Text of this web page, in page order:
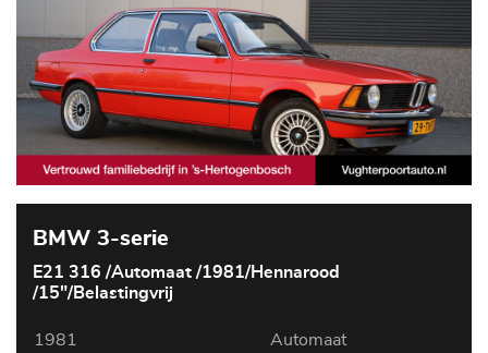
BMW 3-serie
E21 316 /Automaat /1981/Hennarood
/15"/Belastingvrij
1981
Automaat